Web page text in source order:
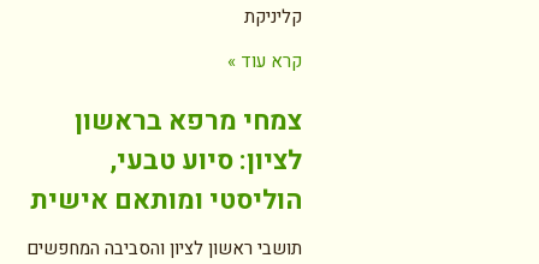
קליניקת
קרא עוד »
צמחי מרפא בראשון
לציון: סיוע טבעי,
הוליסטי ומותאם אישית
תושבי ראשון לציון והסביבה המחפשים